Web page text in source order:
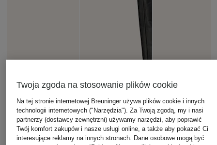
Twoja zgoda na stosowanie plików cookie
Na tej stronie internetowej Breuninger używa plików cookie i innych
technologii internetowych ("Narzędzia"). Za Twoją zgodą, my i nasi
partnerzy (dostawcy zewnętrzni) używamy narzędzi, aby poprawić
Twój komfort zakupów i nasze usługi online, a także aby pokazać Ci
interesujące reklamy na innych stronach. Dane osobowe mogą być